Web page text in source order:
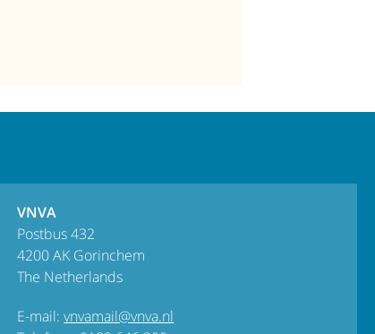
VNVA
Postbus 432
4200 AK Gorinchem
The Netherlands
E-mail:vnvamail@vnva.nl